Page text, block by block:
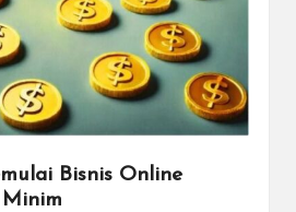
Bisnis Online